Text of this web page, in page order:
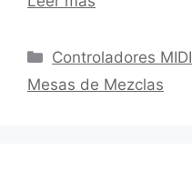
Categorías
Controladores MIDI
Mesas de Mezclas